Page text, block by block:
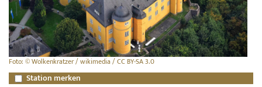
Foto: © Wolkenkratzer / wikimedia / CC BY-SA 3.0
Station merken